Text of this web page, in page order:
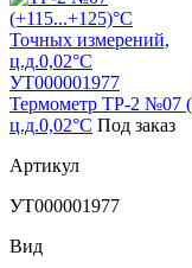
Термометр ТР-2 №07
ц.д.0,02°С Под заказ
Артикул
УТ000001977
Вид